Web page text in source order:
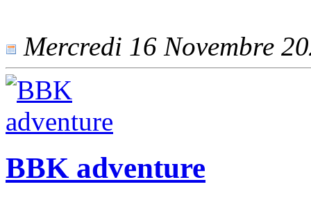
Mercredi 16 Novembre
BBK adventure